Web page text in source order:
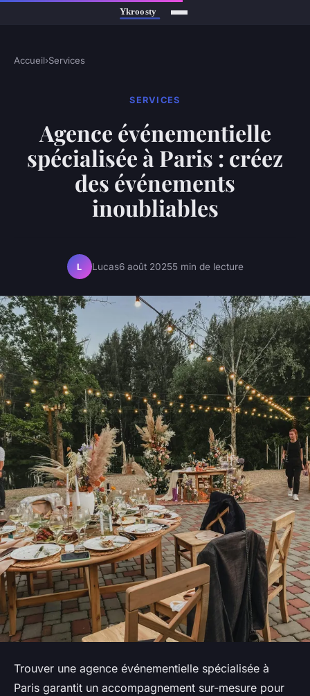
Accueil›Services
SERVICES
Agence événementielle
spécialisée à Paris : créez
des événements
inoubliables
L Lucas6 août 20255 min de lecture
Trouver une agence événementielle spécialisée à
Paris garantit un accompagnement sur-mesure pour